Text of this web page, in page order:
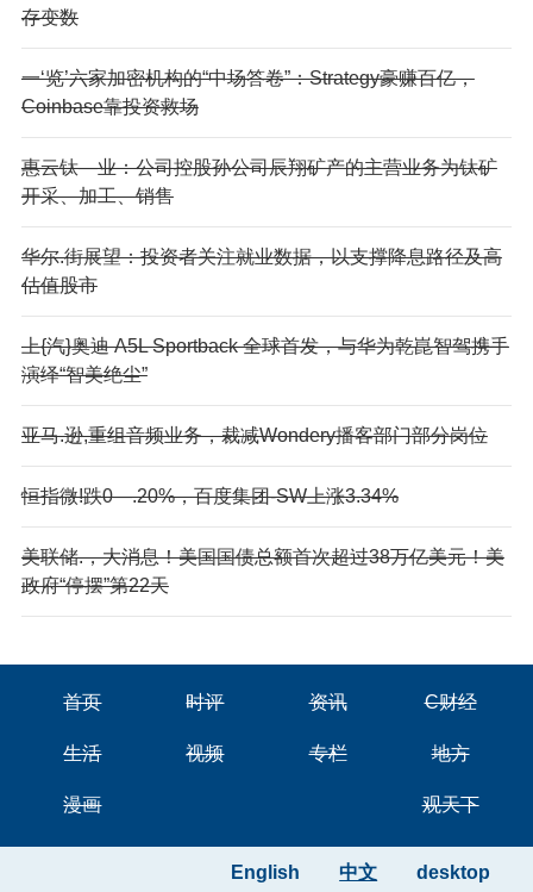
存变数
一‘览’六家加密机构的“中场答卷”：Strategy豪赚百亿，
Coinbase靠投资救场
惠云钛—业：公司控股孙公司辰翔矿产的主营业务为钛矿
开采、加工、销售
华尔.街展望：投资者关注就业数据，以支撑降息路径及高
估值股市
上{汽}奥迪 A5L Sportback 全球首发，与华为乾崑智驾携手
演绎“智美绝尘”
亚马.逊,重组音频业务，裁减Wondery播客部门部分岗位
恒指微!跌0—.20%，百度集团-SW上涨3.34%
美联储.，大消息！美国国债总额首次超过38万亿美元！美
政府“停摆”第22天
首页 时评 资讯 C财经
生活 视频 专栏 地方
漫画 观天下
desktop
中文
English